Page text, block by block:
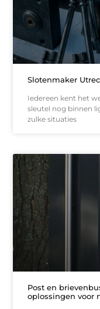
Slotenmaker
Iedereen kent het
sleutel nog binnen
zulke situaties
Post en
oplossingen voor